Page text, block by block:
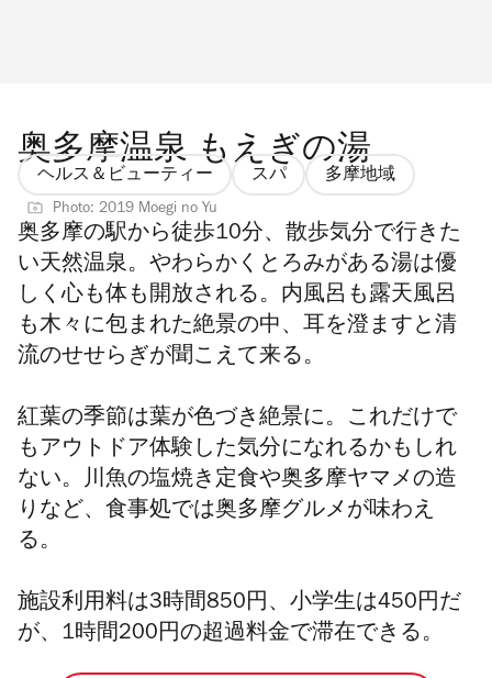
奥多摩温泉 もえぎの湯
ヘルス＆ビューティー スパ 多摩地域
Photo: 2019 Moegi no Yu
奥多摩の駅から徒歩10分、散歩気分で行きた
い天然温泉。やわらかくとろみがある湯は優
しく心も体も開放される。内風呂も露天風呂
も木々に包まれた絶景の中、耳を澄ますと清
流のせせらぎが聞こえて来る。
紅葉の季節は葉が色づき絶景に。これだけで
もアウトドア体験した気分になれるかもしれ
ない。川魚の塩焼き定食や奥多摩ヤマメの造
りなど、食事処では奥多摩グルメが味わえ
る。
施設利用料は3時間850 円、小学生は450 円だ
が、 1時間200 円の超過料金で滞在できる。